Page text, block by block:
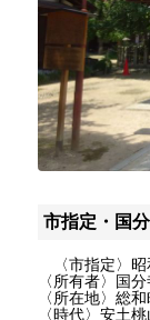
市指定・国
〈市指定〉昭
〈所有者〉国
〈所在地〉総
〈時代〉安土